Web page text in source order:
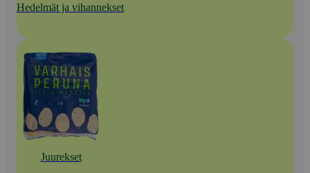
Hedelmät ja vihannekset
Juurekset